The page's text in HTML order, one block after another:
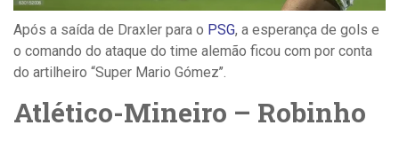
Após a saída de Draxler para o PSG, a esperança de gols e
o comando do ataque do time alemão ficou com por conta
do artilheiro “Super Mario Gómez’’.
Atlético-Mineiro – Robinho